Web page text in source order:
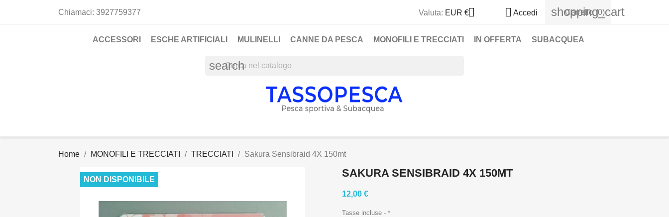
Chiamaci: 3927759377 Valuta: EUR €  Accedi shopping_cart
Carrello (0)
ACCESSORI ESCHE ARTIFICIALI MULINELLI CANNE DA PESCA MONOFILI E TRECCIATI IN OFFERTA SUBACQUEA
search
Home MONOFILI E TRECCIATI TRECCIATI Sakura Sensibraid 4X 150mt
NON DISPONIBILE
SAKURA SENSIBRAID 4X 150MT
12,00 €
Tasse incluse *